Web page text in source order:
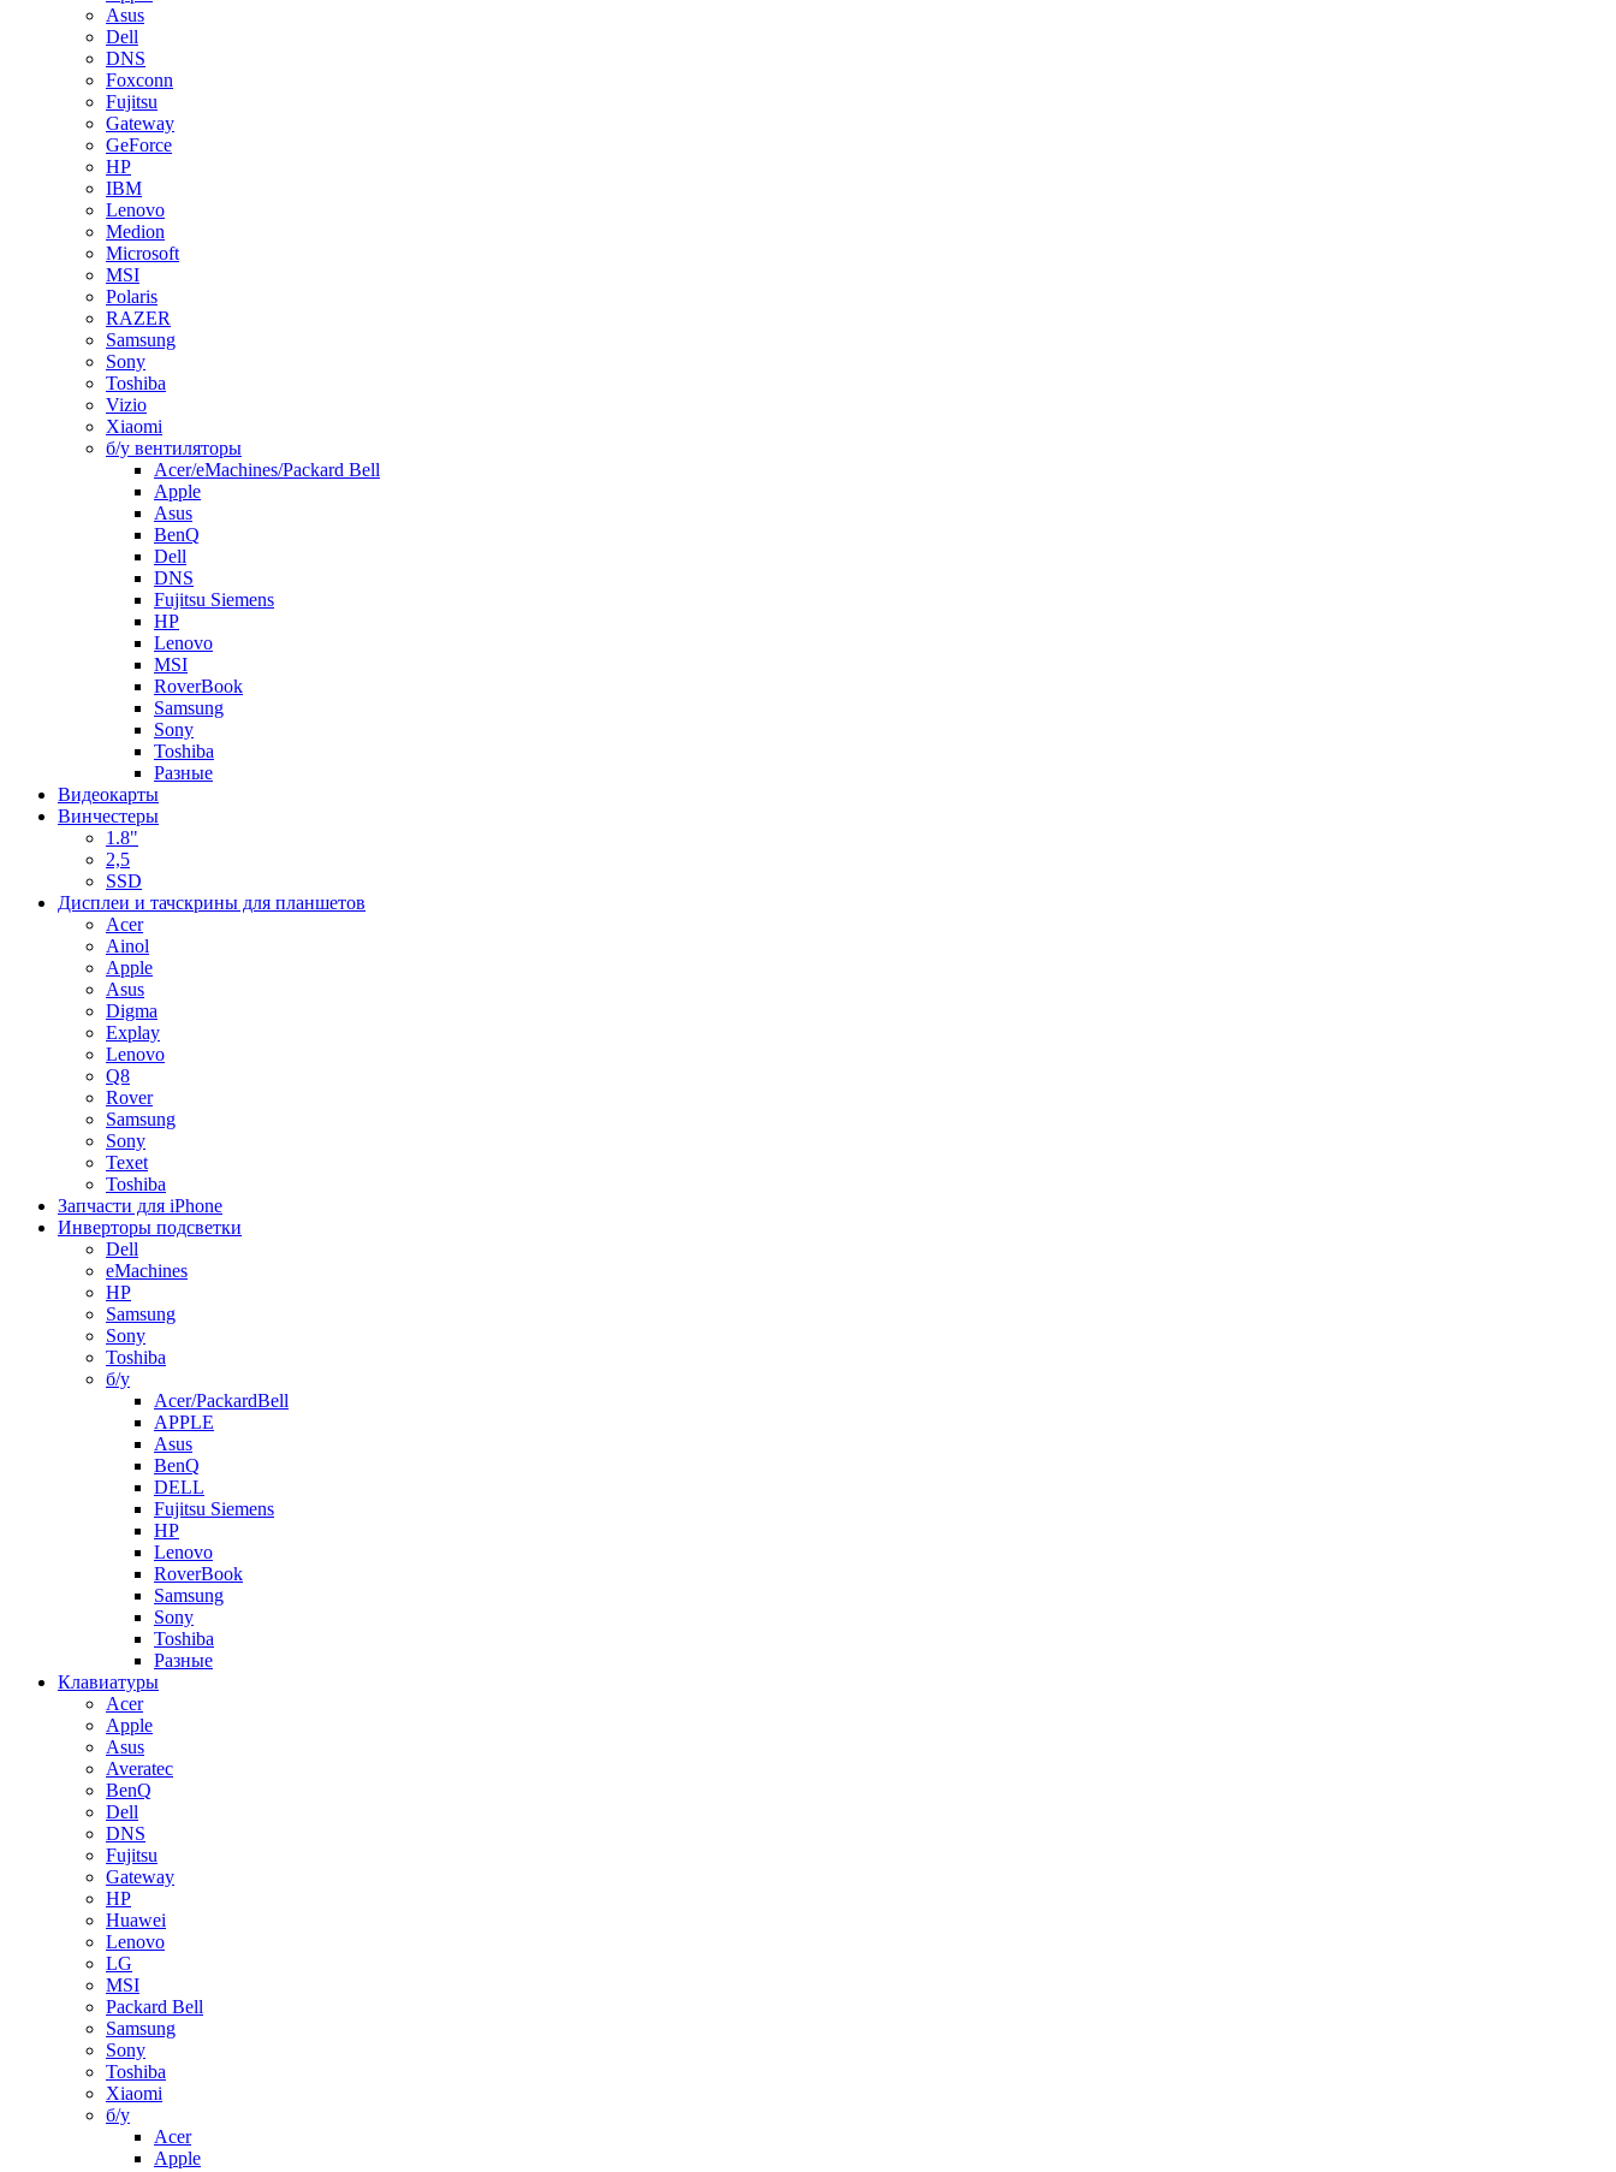
Asus
Dell
DNS
Foxconn
Fujitsu
Gateway
GeForce
HP
IBM
Lenovo
Medion
Microsoft
MSI
Polaris
RAZER
Samsung
Sony
Toshiba
Vizio
Xiaomi
б/у вентиляторы
Acer/eMachines/Packard Bell
Apple
Asus
BenQ
Dell
DNS
Fujitsu Siemens
HP
Lenovo
MSI
RoverBook
Samsung
Sony
Toshiba
Разные
Видеокарты
Винчестеры
1.8"
2,5
SSD
Дисплеи и тачскрины для планшетов
Acer
Ainol
Apple
Asus
Digma
Explay
Lenovo
Q8
Rover
Samsung
Sony
Texet
Toshiba
Запчасти для iPhone
Инверторы подсветки
Dell
eMachines
HP
Samsung
Sony
Toshiba
б/у
Acer/PackardBell
APPLE
Asus
BenQ
DELL
Fujitsu Siemens
HP
Lenovo
RoverBook
Samsung
Sony
Toshiba
Разные
Клавиатуры
Acer
Apple
Asus
Averatec
BenQ
Dell
DNS
Fujitsu
Gateway
HP
Huawei
Lenovo
LG
MSI
Packard Bell
Samsung
Sony
Toshiba
Xiaomi
б/у
Acer
Apple